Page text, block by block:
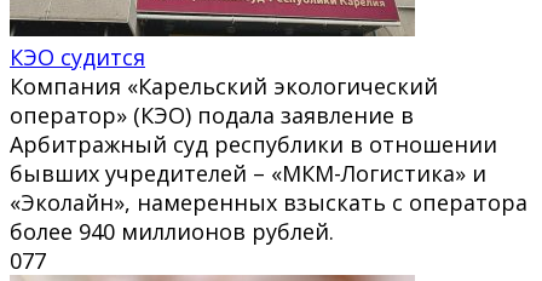
КЭО судится
Компания «Карельский экологический
оператор» (КЭО) подала заявление в
Арбитражный суд республики в отношении
бывших учредителей – «МКМ-Логистика» и
«Эколайн», намеренных взыскать с оператора
более 940 миллионов рублей.
077